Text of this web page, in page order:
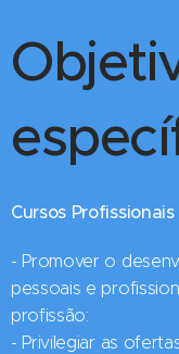
Cursos
- Promover o
pessoais e
profissão:
- Privilegiar as